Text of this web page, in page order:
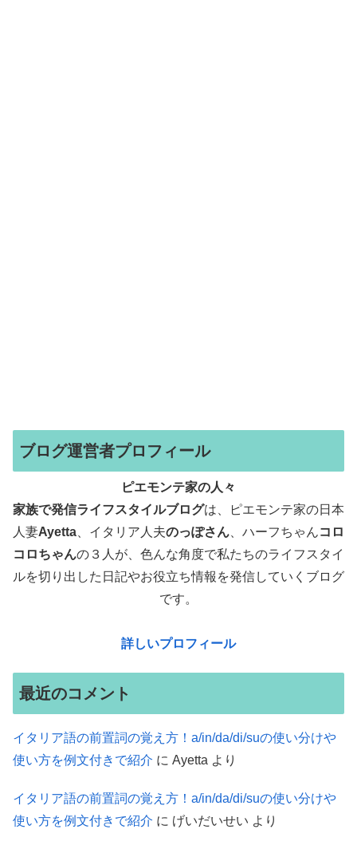
ブログ運営者プロフィール
ピエモンテ家の人々
家族で発信ライフスタイルブログは、ピエモンテ家の日本
人妻Ayetta 、イタリア人夫のっぽさん 、ハーフちゃんコロ
コロちゃんの３人が、色んな角度で私たちのライフスタイ
ルを切り出した日記やお役立ち情報を発信していくブログ
です。
詳しいプロフィール
最近のコメント
イタリア語の前置詞の覚え方！a/in/da/di/suの使い分けや
使い方を例文付きで紹介 に Ayetta より
イタリア語の前置詞の覚え方！a/in/da/di/suの使い分けや
使い方を例文付きで紹介 に げいだいせい より